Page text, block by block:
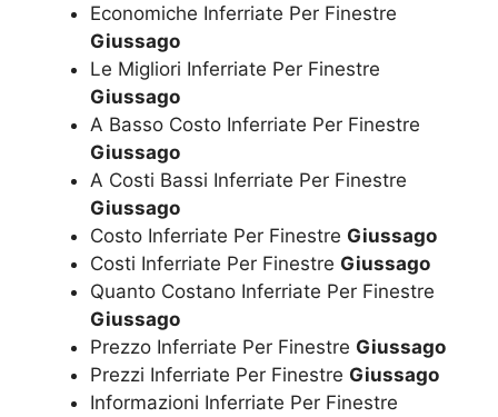
Economiche Inferriate Per Finestre
Giussago
Le Migliori Inferriate Per Finestre
Giussago
A Basso Costo Inferriate Per Finestre
Giussago
A Costi Bassi Inferriate Per Finestre
Giussago
Costo Inferriate Per Finestre Giussago
Costi Inferriate Per Finestre Giussago
Quanto Costano Inferriate Per Finestre
Giussago
Prezzo Inferriate Per Finestre Giussago
Prezzi Inferriate Per Finestre Giussago
Informazioni Inferriate Per Finestre